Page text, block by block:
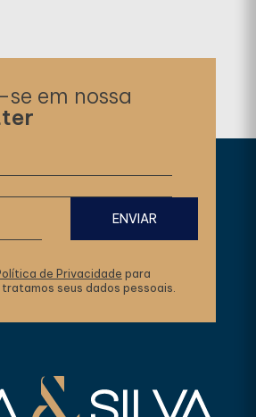
em nossa
de Privacidade para
seus dados pessoais.